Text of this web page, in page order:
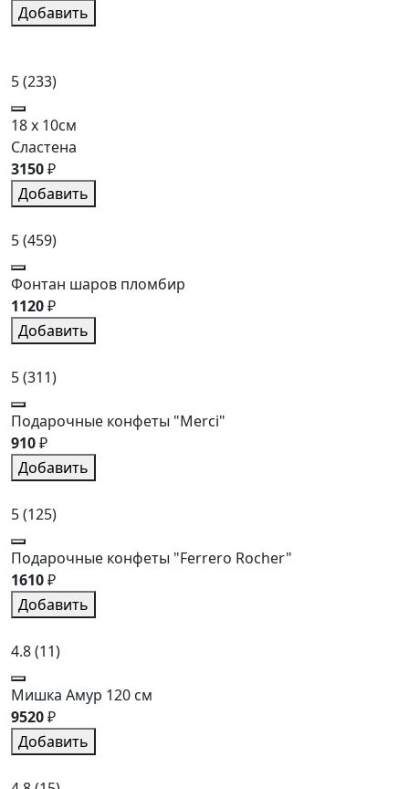
Добавить
5(233)
18 x 10см
Сластена
3150₽
Добавить
5(459)
Фонтан шаров пломбир
1120₽
Добавить
5(311)
Подарочные конфеты "Merci"
910₽
Добавить
5(125)
Подарочные конфеты "Ferrero Rocher"
1610₽
Добавить
4.8(11)
Мишка Амур 120 см
9520₽
Добавить